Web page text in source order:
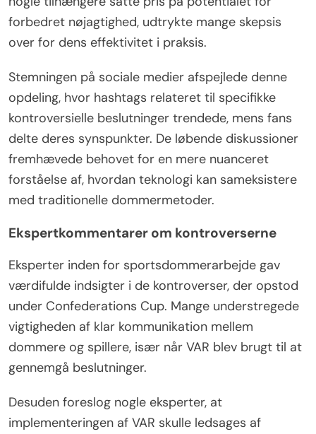
forbedret nøjagtighed, udtrykte mange skepsis
over for dens effektivitet i praksis.
Stemningen på sociale medier afspejlede denne
opdeling, hvor hashtags relateret til specifikke
kontroversielle beslutninger trendede, mens fans
delte deres synspunkter. De løbende diskussioner
fremhævede behovet for en mere nuanceret
forståelse af, hvordan teknologi kan sameksistere
med traditionelle dommermetoder.
Ekspertkommentarer om kontroverserne
Eksperter inden for sportsdommerarbejde gav
værdifulde indsigter i de kontroverser, der opstod
under Confederations Cup. Mange understregede
vigtigheden af klar kommunikation mellem
dommere og spillere, især når VAR blev brugt til at
gennemgå beslutninger.
Desuden foreslog nogle eksperter, at
implementeringen af VAR skulle ledsages af